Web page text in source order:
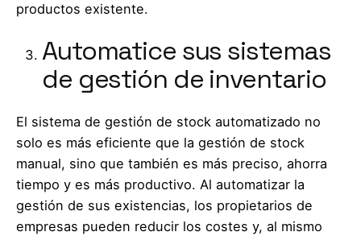
productos existente.
Automatice sus sistemas
de gestión de inventario
El sistema de gestión de stock automatizado no
solo es más eficiente que la gestión de stock
manual, sino que también es más preciso, ahorra
tiempo y es más productivo. Al automatizar la
gestión de sus existencias, los propietarios de
empresas pueden reducir los costes y, al mismo